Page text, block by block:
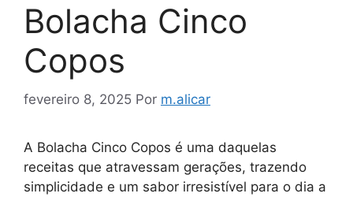
Bolacha Cinco
Copos
fevereiro 8, 2025 Por m.alicar
A Bolacha Cinco Copos é uma daquelas
receitas que atravessam gerações, trazendo
simplicidade e um sabor irresistível para o dia a